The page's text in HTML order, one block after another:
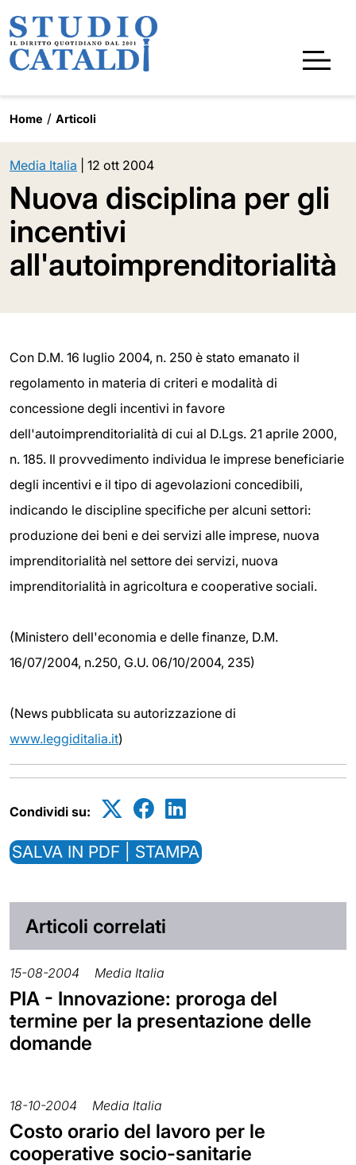
Home Articoli
Media Italia 12 ott 2004
Nuova disciplina per gli
incentivi
all'autoimprenditorialità
Con D.M. 16 luglio 2004, n. 250 è stato emanato il
regolamento in materia di criteri e modalità di
concessione degli incentivi in favore
dell'autoimprenditorialità di cui al D.Lgs. 21 aprile 2000,
n. 185. Il provvedimento individua le imprese beneficiarie
degli incentivi e il tipo di agevolazioni concedibili,
indicando le discipline specifiche per alcuni settori:
produzione dei beni e dei servizi alle imprese, nuova
imprenditorialità nel settore dei servizi, nuova
imprenditorialità in agricoltura e cooperative sociali.
(Ministero dell'economia e delle finanze, D.M.
16/07/2004, n.250, G.U. 06/10/2004, 235)
(News pubblicata su autorizzazione di
www.leggiditalia.it)
Condividi su:
SALVA IN PDF | STAMPA
Articoli correlati
15-08-2004 Media Italia
PIA - Innovazione: proroga del
termine per la presentazione delle
domande
18-10-2004 Media Italia
Costo orario del lavoro per le
cooperative socio-sanitarie